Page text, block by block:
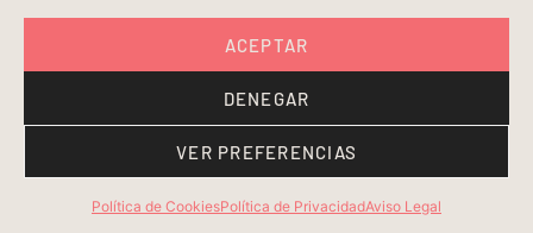
ACEPTAR
DENEGAR
VER PREFERENCIAS
Política de CookiesPolítica de PrivacidadAviso Legal